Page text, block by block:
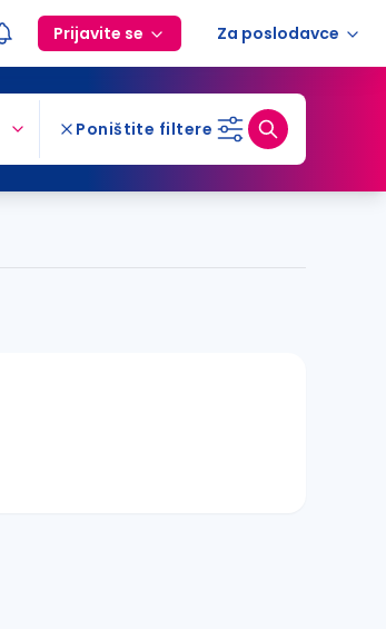
Prijavite se Za poslodavce
Poništite filtere